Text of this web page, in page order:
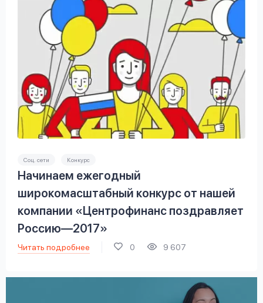
Соц. сети Конкурс
Начинаем ежегодный
широкомасштабный конкурс от нашей
компании «Центрофинанс поздравляет
Россию—2017»
Читать подробнее 0 9 607